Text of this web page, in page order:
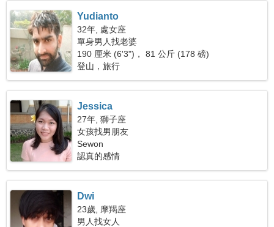
Yudianto
32年, 處女座
單身男人找老婆
190 厘米 (6'3")， 81 公斤 (178 磅)
登山，旅行
Jessica
27年, 獅子座
女孩找男朋友
Sewon
認真的感情
Dwi
23歲, 摩羯座
男人找女人